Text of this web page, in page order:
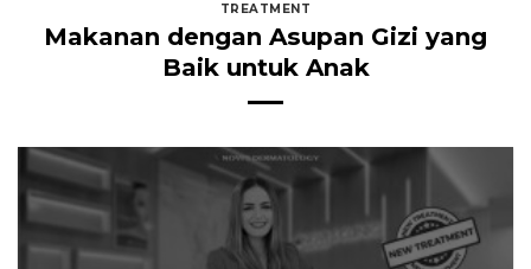
TREATMENT
Makanan dengan Asupan Gizi yang
Baik untuk Anak